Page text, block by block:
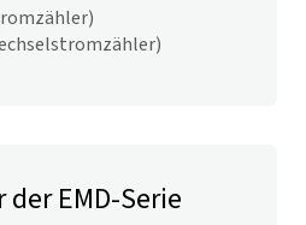
EMD-Serie